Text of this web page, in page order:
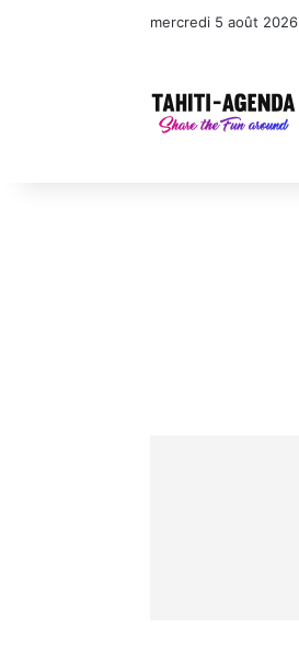
mercredi 5 août 2026